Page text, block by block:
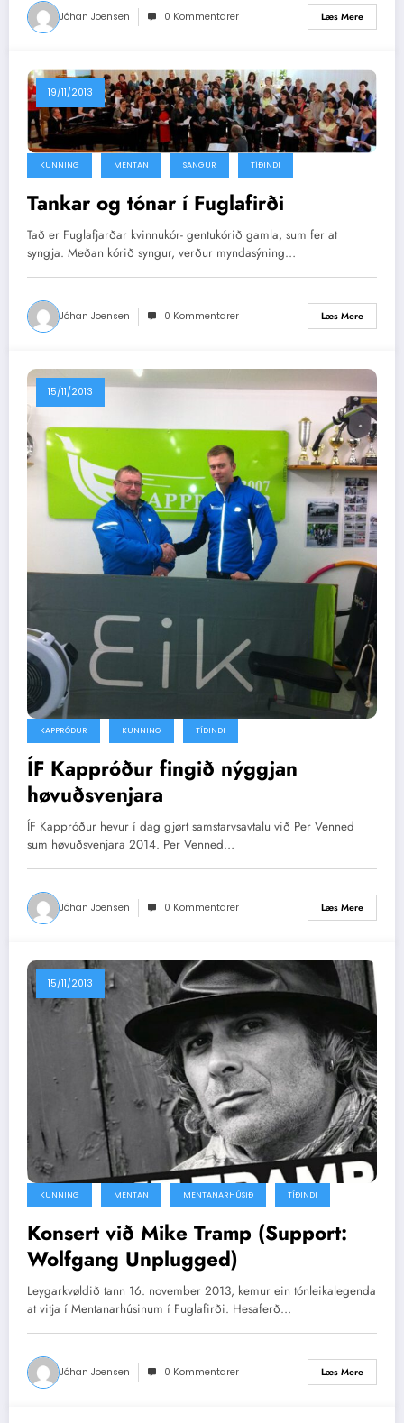
Jóhan Joensen 0 Kommentarer Læs Mere
19/11/2013
KUNNING MENTAN SANGUR TÍÐINDI
Tankar og tónar í Fuglafirði
Tað er Fuglafjarðar kvinnukór- gentukórið gamla, sum fer at
syngja. Meðan kórið syngur, verður myndasýning…
Jóhan Joensen 0 Kommentarer Læs Mere
15/11/2013
KAPPRÓÐUR KUNNING TÍÐINDI
ÍF Kappróður fingið nýggjan
høvuðsvenjara
ÍF Kappróður hevur í dag gjørt samstarvsavtalu við Per Venned
sum høvuðsvenjara 2014. Per Venned…
Jóhan Joensen 0 Kommentarer Læs Mere
15/11/2013
KUNNING MENTAN MENTANARHÚSIÐ TÍÐINDI
Konsert við Mike Tramp (Support:
Wolfgang Unplugged)
Leygarkvøldið tann 16. november 2013, kemur ein tónleikalegenda
at vitja í Mentanarhúsinum í Fuglafirði. Hesaferð…
Jóhan Joensen 0 Kommentarer Læs Mere